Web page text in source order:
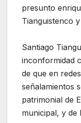
presunto
Tianguistenco
Santiago
inconformidad
de que en
señalamientos
patrimonial de
municipal, y de